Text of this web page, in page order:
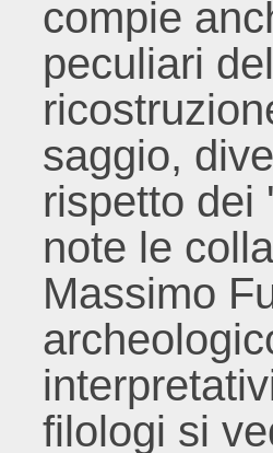
compie
peculiari
saggio,
rispetto dei
note le
Massimo
filologi si